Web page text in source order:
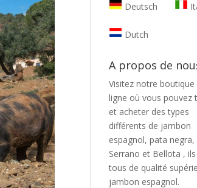
Deutsch
Dutch
A propos de
Visitez notre boutique
ligne où vous pouvez
et acheter des types
différents de jambon
espagnol, pata negra,
Serrano et Bellota ,
tous de qualité
jambon espagnol.